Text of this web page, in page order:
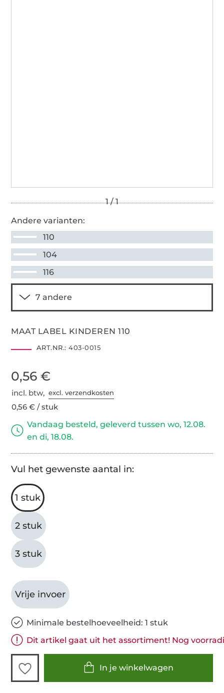
Andere varianten:
110
104
116
MAAT LABEL KINDEREN 110
ART.NR.: 403-0015
0,56 €
incl. btw,excl. verzendkosten
0,56 € / stuk
Vandaag besteld, geleverd tussen wo, 12.08.
en di, 18.08.
Vul het gewenste aantal in:
1 stuk
2 stuk
3 stuk
Vrije invoer
Minimale bestelhoeveelheid: 1 stuk
Dit artikel gaat uit het assortiment! Nog
In je winkelwagen